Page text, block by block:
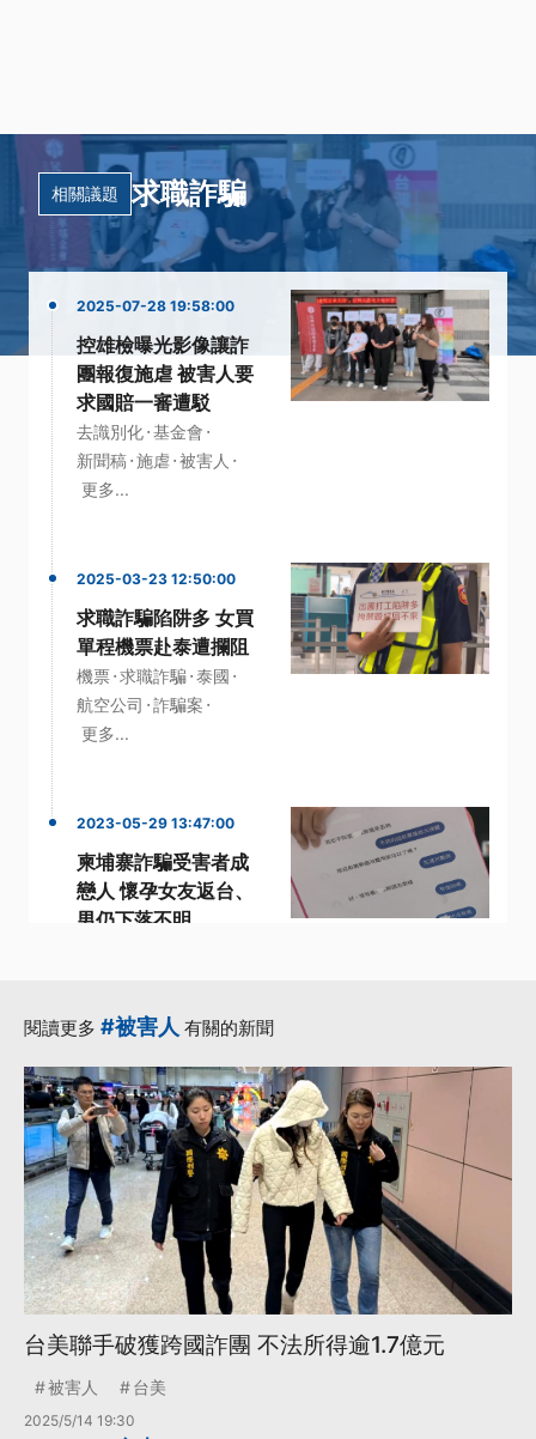
相關議題 求職詐騙
2025-07-28 19:58:00
控雄檢曝光影像讓詐
團報復施虐 被害人要
求國賠一審遭駁
去識別化·基金會 ·
新聞稿·施虐·被害人 ·
更多...
2025-03-23 12:50:00
求職詐騙陷阱多 女買
單程機票赴泰遭攔阻
機票·求職詐騙·泰國 ·
航空公司 ·詐騙案 ·
更多...
2023-05-29 13:47:00
柬埔寨詐騙受害者成
戀人 懷孕女友返台、
男仍下落不明
閱讀更多 #被害人 有關的新聞
台美聯手破獲跨國詐團 不法所得逾1.7億元
被害人 台美
2025/5/14 19:30